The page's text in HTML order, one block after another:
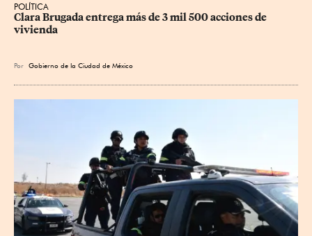
POLÍTICA
Clara Brugada entrega más de 3 mil 500 acciones de
vivienda
Por Gobierno de la Ciudad de México